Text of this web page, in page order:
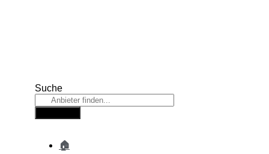
Suche
🏠